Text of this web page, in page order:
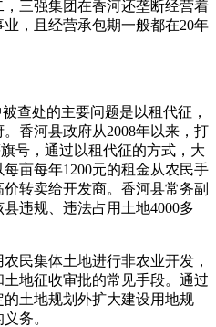
三强集团在香河还垄断经营着
，且经营承包期一般都在20年
处的主要问题是以租代征，
香河县政府从2008年以来，打
号，通过以租代征的方式，大
亩每年1200元的租金从农民手
转卖给开发商。香河县常务副
违规、违法占用土地4000多
集体土地进行非农业开发，
地征收审批的常见手段。通过
土地规划外扩大建设用地规
务。